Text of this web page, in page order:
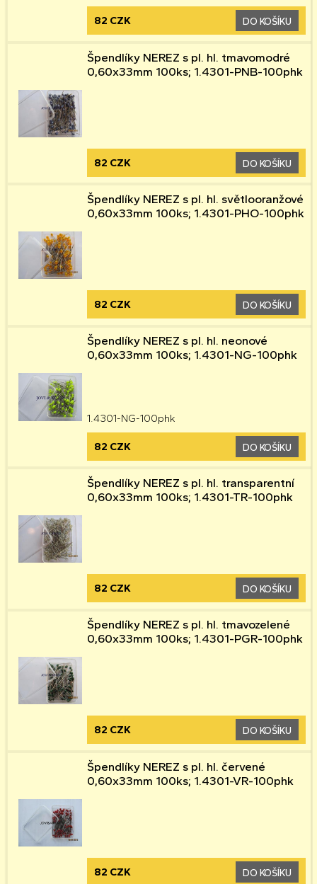
82 CZK DO KOŠÍKU
Špendlíky NEREZ s pl. hl. tmavomodré
0,60x33mm 100ks; 1.4301-PNB-100phk
82 CZK DO KOŠÍKU
Špendlíky NEREZ s pl. hl. světlooranžové
0,60x33mm 100ks; 1.4301-PHO-100phk
82 CZK DO KOŠÍKU
Špendlíky NEREZ s pl. hl. neonové
0,60x33mm 100ks; 1.4301-NG-100phk
1.4301-NG-100phk
82 CZK DO KOŠÍKU
Špendlíky NEREZ s pl. hl. transparentní
0,60x33mm 100ks; 1.4301-TR-100phk
82 CZK DO KOŠÍKU
Špendlíky NEREZ s pl. hl. tmavozelené
0,60x33mm 100ks; 1.4301-PGR-100phk
82 CZK DO KOŠÍKU
Špendlíky NEREZ s pl. hl. červené
0,60x33mm 100ks; 1.4301-VR-100phk
82 CZK DO KOŠÍKU